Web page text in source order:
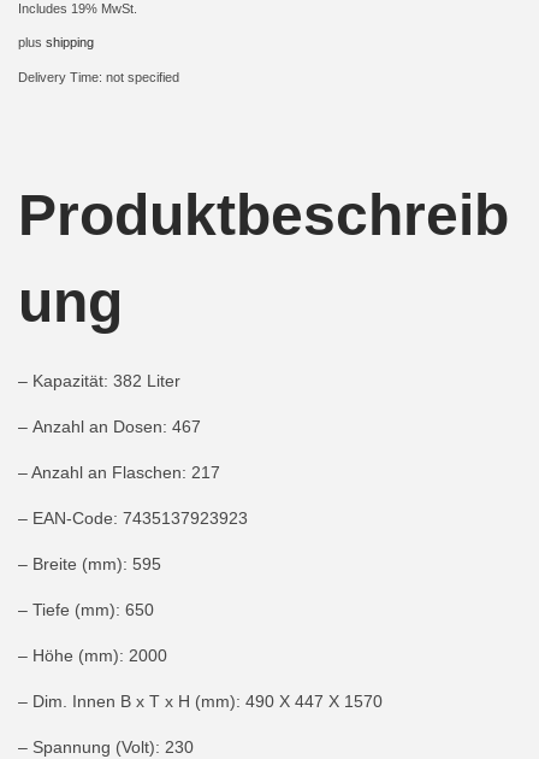
Includes 19% MwSt.
plus shipping
Delivery Time: not specified
Produktbeschreib
ung
– Kapazität: 382 Liter
– Anzahl an Dosen: 467
– Anzahl an Flaschen: 217
– EAN-Code: 7435137923923
– Breite (mm): 595
– Tiefe (mm): 650
– Höhe (mm): 2000
– Dim. Innen B x T x H (mm): 490 X 447 X 1570
– Spannung (Volt): 230